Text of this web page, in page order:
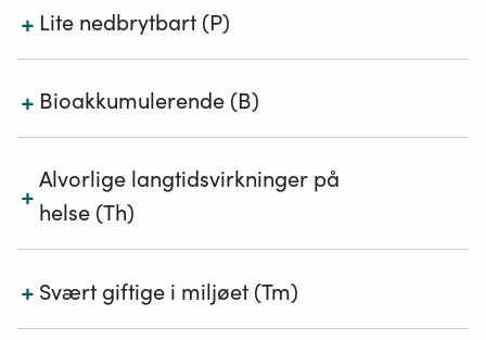
+ Lite nedbrytbart (P)
Én av følgende:
Ferskvann: halveringstid > 40 dager
Marint vann: halveringstid > 60 dager
Sediment, ferskvann: halveringstid > 120 dager
Sediment, marint: halveringstid > 180 dager
Jord: halveringstid >120 dager
Annen relevant informasjon kan benyttes dersom
testresultater mangler.*
+ Bioakkumulerende (B)
BCF > 2000
Annen relevant informasjon kan benyttes dersom
testresultater mangler.*
+Alvorlige langtidsvirkninger på
helse (Th)
En av følgende:
Kreftfremkallende (kategori 1A eller 1B), dvs.
+ Svært giftige i miljøet (Tm)